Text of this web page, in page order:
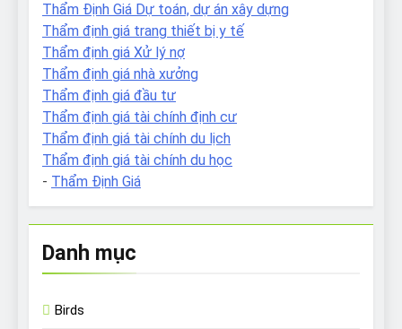
Thẩm Định Giá Dự toán, dự án xây dựng
Thẩm định giá trang thiết bị y tế
Thẩm định giá Xử lý nợ
Thẩm định giá nhà xưởng
Thẩm định giá đầu tư
Thẩm định giá tài chính định cư
Thẩm định giá tài chính du lịch
Thẩm định giá tài chính du học
- Thẩm Định Giá
Danh mục
Birds